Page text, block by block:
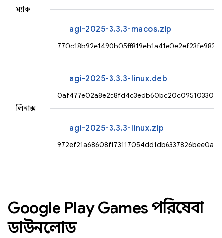
ম্যাক
agi-2025-3.3.3-macos.zip
লিনাক্স
agi-2025-3.3.3-linux.deb
agi-2025-3.3.3-linux.zip
Google Play Games পরিষেবা
ডাউনলোড